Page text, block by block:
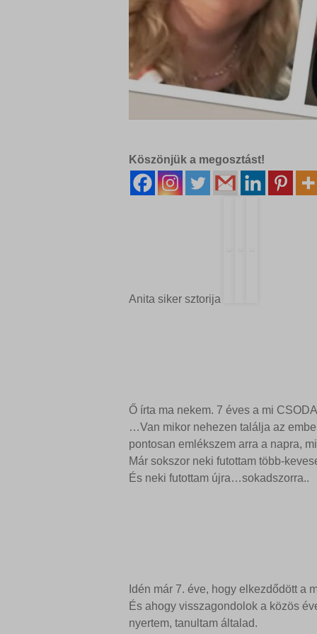
Köszönjük a megosztást!
Anita siker sztorija
Ő írta ma nekem. 7 éves a mi
…Van mikor nehezen találja az
pontosan emlékszem arra a napra,
Már sokszor neki futottam több-
És neki futottam újra…sokadszorra..
Idén már 7. éve, hogy elkezdődött a
És ahogy visszagondolok a közös
nyertem, tanultam általad.